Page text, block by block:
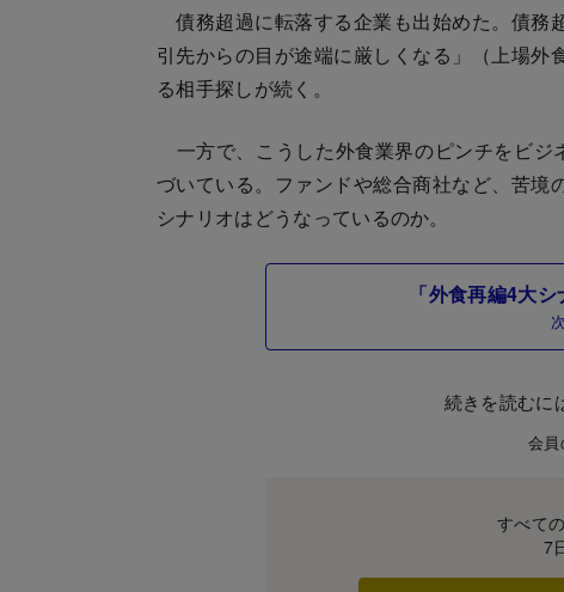
債務超過に転落する企業も出始めた。債務
引先からの目が途端に厳しくなる」（上場
る相手探しが続く。
一方で、こうした外食業界のピンチをビジ
づいている。ファンドや総合商社など、苦
シナリオはどうなっているのか。
「外食再編4大
続きを読むに
会員
すべて
7